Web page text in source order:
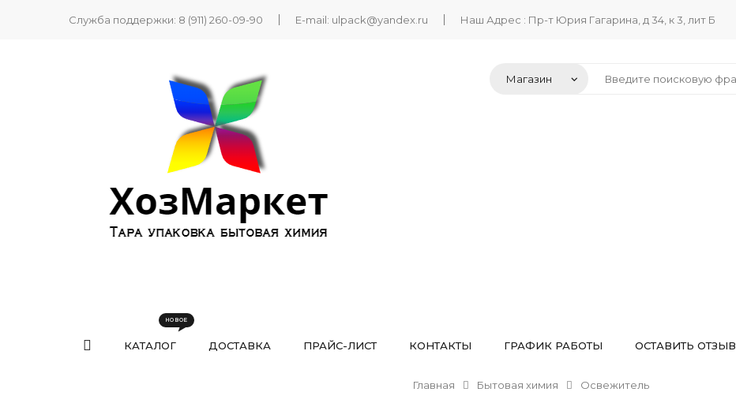
Служба поддержки: 8 (911) 260-09-90 E-mail: ulpack@yandex.ru Наш Адрес : Пр-т Юрия Гагарина, д 34, к 3, лит Б
КАТАЛОГ ДОСТАВКА ПРАЙС-ЛИСТ КОНТАКТЫ ГРАФИК РАБОТЫ ОСТАВИТЬ ОТЗЫВ
Главная Бытовая химия Освежитель